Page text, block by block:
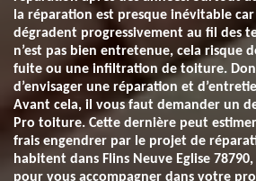
la réparation est presque inévitable
dégradent progressivement au fil des
n’est pas bien entretenue, cela risque
fuite ou une infiltration de toiture.
d’envisager une réparation et
Avant cela, il vous faut demander un
Pro toiture. Cette dernière peut
frais engendrer par le projet de
habitent dans Flins Neuve Eglise
pour vous accompagner dans votre